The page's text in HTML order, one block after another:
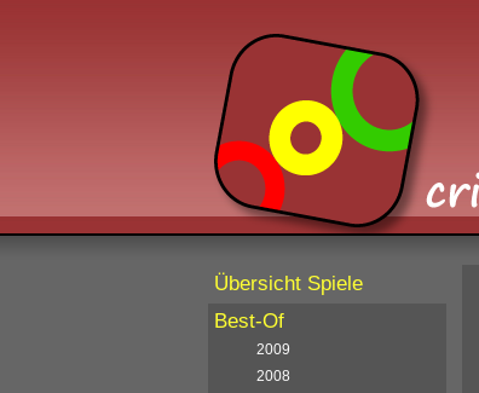
Übersicht Spiele
Best-Of
2009
2008